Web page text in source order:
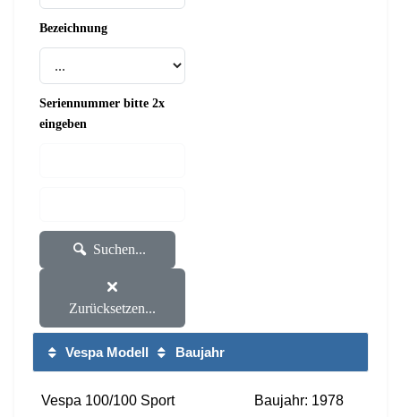
Bezeichnung
Seriennummer bitte 2x
eingeben
Suchen...
Zurücksetzen...
Vespa Modell Baujahr
Vespa 100/100 Sport Baujahr: 1978